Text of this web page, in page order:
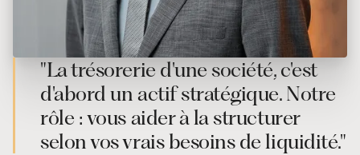
"La trésorerie d'une société, c'est
d'abord un actif stratégique. Notre
rôle : vous aider à la structurer
selon vos vrais besoins de liquidité."